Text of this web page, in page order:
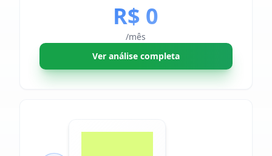
R$ 0
/mês
Ver análise completa